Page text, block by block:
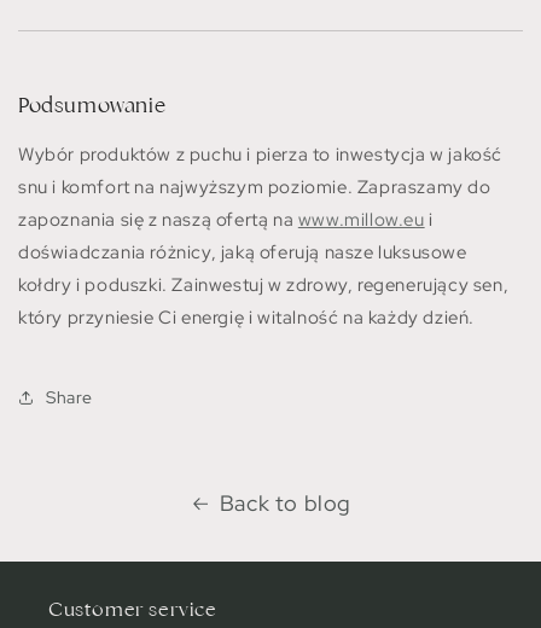
Podsumowanie
Wybór produktów z puchu i pierza to inwestycja w jakość
snu i komfort na najwyższym poziomie. Zapraszamy do
zapoznania się z naszą ofertą na www.millow.eu i
doświadczania różnicy, jaką oferują nasze luksusowe
kołdry i poduszki. Zainwestuj w zdrowy, regenerujący sen,
który przyniesie Ci energię i witalność na każdy dzień.
Share
Back to blog
Customer service